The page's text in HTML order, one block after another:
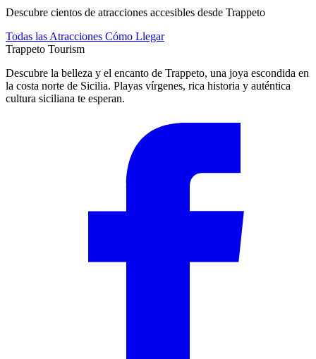
Descubre cientos de atracciones accesibles desde Trappeto
Todas las Atracciones Cómo Llegar
Trappeto Tourism
Descubre la belleza y el encanto de Trappeto, una joya escondida en
la costa norte de Sicilia. Playas vírgenes, rica historia y auténtica
cultura siciliana te esperan.